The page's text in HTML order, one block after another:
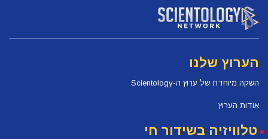
הערוץ שלנו
השקה מיוחדת של ערוץ ה-Scientology
אודות הערוץ
טלוויזיה בשידור חי